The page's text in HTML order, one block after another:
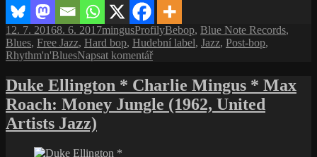
vydavatelstvími
Publikováno:
12. 7. 20168. 6. 2017Autor:
mingusRubriky:
ProfilyŠtítky:
Bebop, Blue Note Records,
Blues, Free Jazz, Hard bop, Hudební label, Jazz, Post-bop,
Rhythm'n'BluesNapsat komentářpro
názvem
Blue
Duke Ellington * Charlie Mingus * Max
Roach: Money Jungle (1962, United
Artists Jazz)